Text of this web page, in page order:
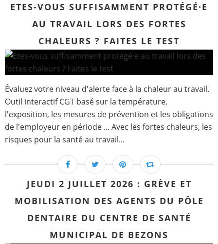
ETES-VOUS SUFFISAMMENT PROTÉGÉ·E
AU TRAVAIL LORS DES FORTES
CHALEURS ? FAITES LE TEST
Évaluez votre niveau d'alerte face à la chaleur au travail.
Outil interactif CGT basé sur la température,
l'exposition, les mesures de prévention et les obligations
de l'employeur en période ... Avec les fortes chaleurs, les
risques pour la santé au travail...
JEUDI 2 JUILLET 2026 : GRÈVE ET
MOBILISATION DES AGENTS DU PÔLE
DENTAIRE DU CENTRE DE SANTÉ
MUNICIPAL DE BEZONS